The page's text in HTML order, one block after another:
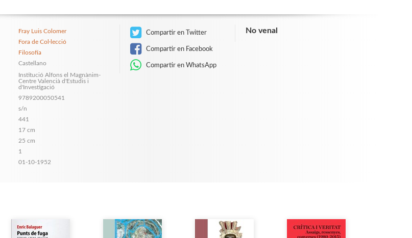
Fray Luis Colomer
Fora de Col·lecció
Filosofía
Castellano
Institució Alfons el Magnànim-
Centre Valencià d'Estudis i
d'Investigació
9789200050541
s/n
441
17 cm
25 cm
1
01-10-1952
Compartir en Twitter
Compartir en Facebook
Compartir en WhatsApp
No venal